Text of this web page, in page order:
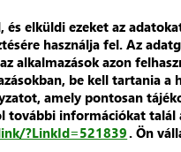
elküldi ezeket az
használja fel. Az
alkalmazások azon
be kell tartania a
amely pontosan
információkat talál
?LinkId=521839. Ön